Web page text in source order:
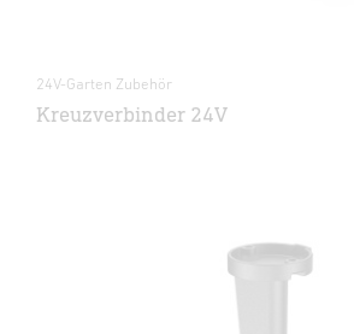
24V-Garten Zubehör
Kreuzverbinder 24V